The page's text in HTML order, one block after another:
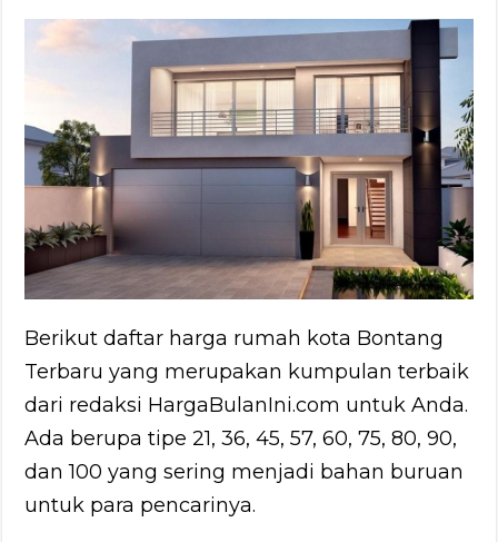
Berikut daftar harga rumah kota Bontang
Terbaru yang merupakan kumpulan terbaik
dari redaksi HargaBulanIni.com untuk Anda.
Ada berupa tipe 21, 36, 45, 57, 60, 75, 80, 90,
dan 100 yang sering menjadi bahan buruan
untuk para pencarinya.